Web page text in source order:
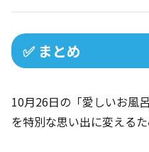
✅ まとめ
10月26日の「愛しいお風
を特別な思い出に変える